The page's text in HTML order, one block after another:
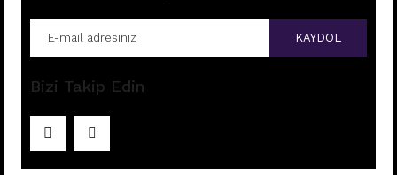
Fiyatları görebilmek içinüye girişi yapınız.
KAYDOL
Bizi Takip Edin